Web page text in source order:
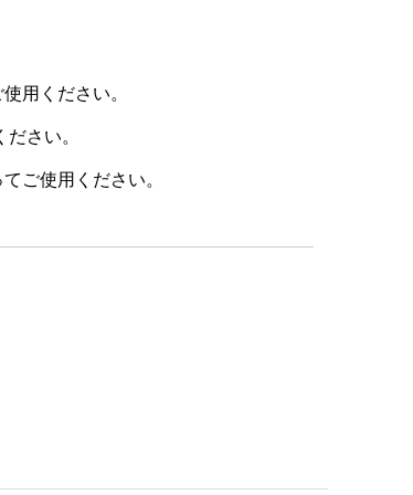
用ください。
さい。
ご使用ください。